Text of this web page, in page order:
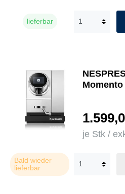
lieferbar
je Stk /
Bald wieder
lieferbar